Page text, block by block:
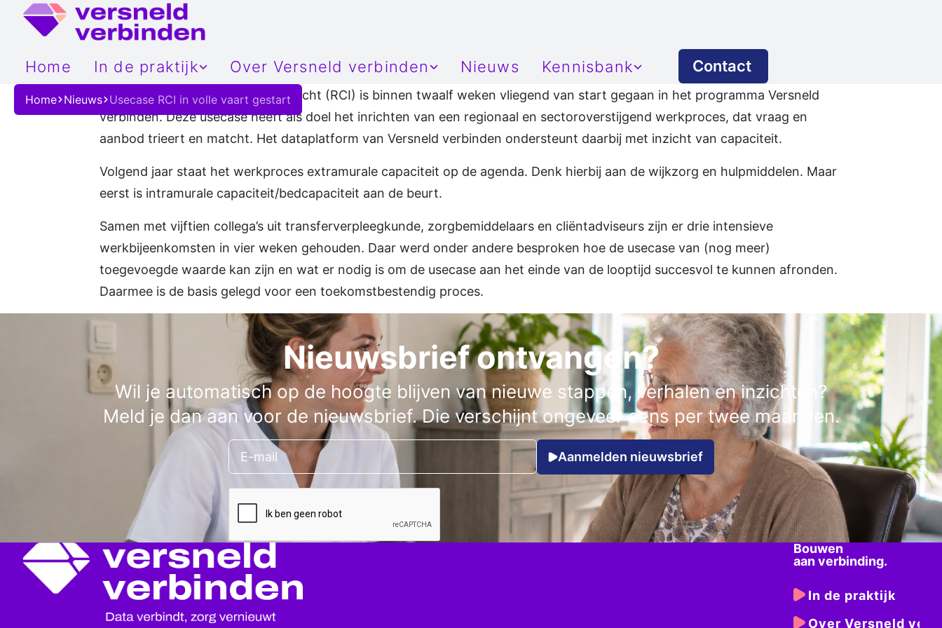
Home
In de praktijk
Projecten
360-gradenbeeld
Regionaal capaciteitsinzicht
Proactieve zorgplanning
Gekoppelde thuismonitoring
IT-implementatie
Over Versneld verbinden
Organisatie
Register
Onze ambities
Nieuws
Kennisbank
Informatiebeveiliging (NEN 7510)
Privacybewaking
EHDS
Toestemmingen
Contact
Home Nieuws Usecase RCI in volle vaart gestart
Usecase Regionaal CapaciteitsInzicht (RCI) is binnen twaalf weken vliegend van start gegaan in het programma Versneld
verbinden. Deze usecase heeft als doel het inrichten van een regionaal en sectoroverstijgend werkproces, dat vraag en
aanbod trieert en matcht. Het dataplatform van Versneld verbinden ondersteunt daarbij met inzicht van capaciteit.
Volgend jaar staat het werkproces extramurale capaciteit op de agenda. Denk hierbij aan de wijkzorg en hulpmiddelen. Maar
eerst is intramurale capaciteit/bedcapaciteit aan de beurt.
Samen met vijftien collega’s uit transferverpleegkunde, zorgbemiddelaars en cliëntadviseurs zijn er drie intensieve
werkbijeenkomsten in vier weken gehouden. Daar werd onder andere besproken hoe de usecase van (nog meer)
toegevoegde waarde kan zijn en wat er nodig is om de usecase aan het einde van de looptijd succesvol te kunnen afronden.
Daarmee is de basis gelegd voor een toekomstbestendig proces.
Nieuwsbrief ontvangen?
Wil je automatisch op de hoogte blijven van nieuwe stappen, verhalen en inzichten?
Meld je dan aan voor de nieuwsbrief. Die verschijnt ongeveer eens per twee maanden.
Aanmelden nieuwsbrief
Bouwen
aan verbinding.
In de praktijk
Over Versneld